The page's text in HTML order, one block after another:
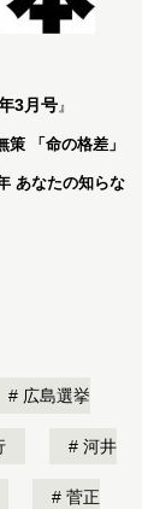
3月号』
策 「命の格差」
あなたの知らな
広島選挙
河井
菅正